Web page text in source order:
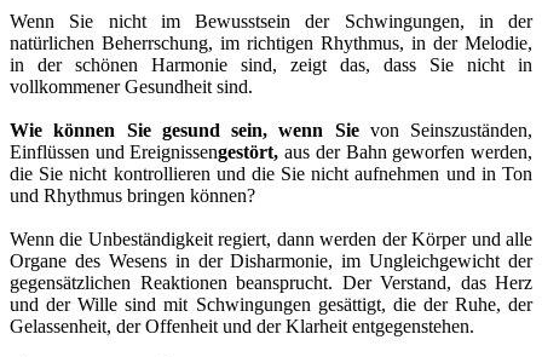
Wenn Sie nicht im Bewusstsein der Schwingungen, in der
natürlichen Beherrschung, im richtigen Rhythmus, in der Melodie,
in der schönen Harmonie sind, zeigt das, dass Sie nicht in
vollkommener Gesundheit sind.
Wie können Sie gesund sein, wenn Sievon Seinszuständen,
Einflüssen und Ereignissengestört, aus der Bahn geworfen werden,
die Sie nicht kontrollieren und die Sie nicht aufnehmen und in Ton
und Rhythmus bringen können?
Wenn die Unbeständigkeit regiert, dann werden der Körper und alle
Organe des Wesens in der Disharmonie, im Ungleichgewicht der
gegensätzlichen Reaktionen beansprucht. Der Verstand, das Herz
und der Wille sind mit Schwingungen gesättigt, die der Ruhe, der
Gelassenheit, der Offenheit und der Klarheit entgegenstehen.